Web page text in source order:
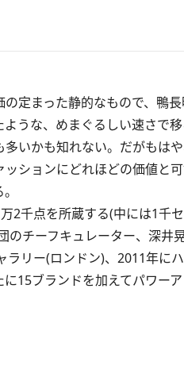
まった静的なもので、鴨長
うな、めまぐるしい速さで
いかも知れない。だがもは
ションにどれほどの価値と
千点を所蔵する(中には1千
チーフキュレーター、深井
リー(ロンドン)、2011年に
15ブランドを加えてパワーア